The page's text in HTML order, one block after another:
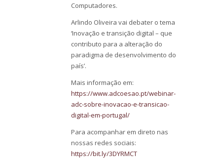
Computadores.
Arlindo Oliveira vai debater o tema
‘Inovação e transição digital – que
contributo para a alteração do
paradigma de desenvolvimento do
país’.
Mais informação em:
https://www.adcoesao.pt/webinar-
adc-sobre-inovacao-e-transicao-
digital-em-portugal/
Para acompanhar em direto nas
nossas redes sociais:
https://bit.ly/3DYRMCT